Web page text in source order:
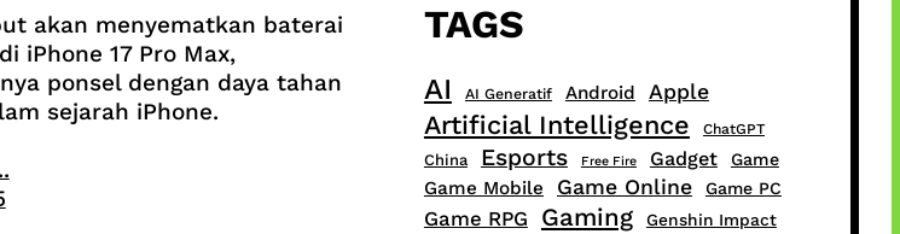
akan menyematkan baterai
iPhone 17 Pro Max,
ponsel dengan daya tahan
sejarah iPhone.
TAGS
AI AI Generatif Android Apple
Artificial Intelligence ChatGPT
China Esports Free Fire Gadget Game
Game Mobile Game Online Game PC
Game RPG Gaming Genshin Impact